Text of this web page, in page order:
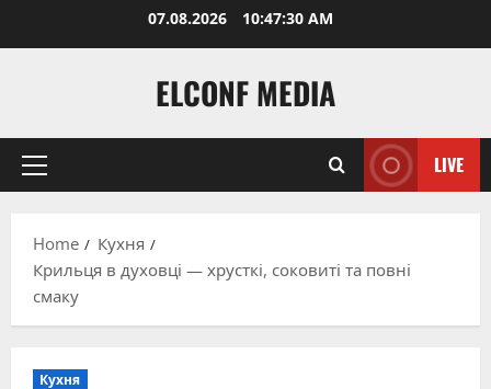
07.08.2026 10:47:31 AM
ELCONF MEDIA
Primary
LIVE
Home
Кухня
Крильця в духовці — хрусткі, соковиті та повні
смаку
Кухня